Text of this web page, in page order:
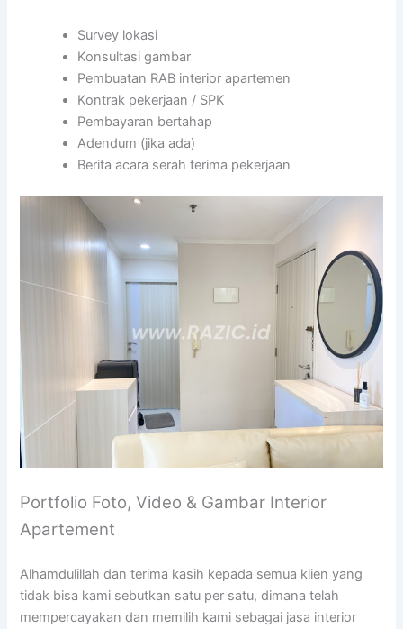
Survey lokasi
Konsultasi gambar
Pembuatan RAB interior apartemen
Kontrak pekerjaan / SPK
Pembayaran bertahap
Adendum (jika ada)
Berita acara serah terima pekerjaan
Portfolio Foto, Video & Gambar Interior
Apartement
Alhamdulillah dan terima kasih kepada semua klien yang
tidak bisa kami sebutkan satu per satu, dimana telah
mempercayakan dan memilih kami sebagai jasa interior